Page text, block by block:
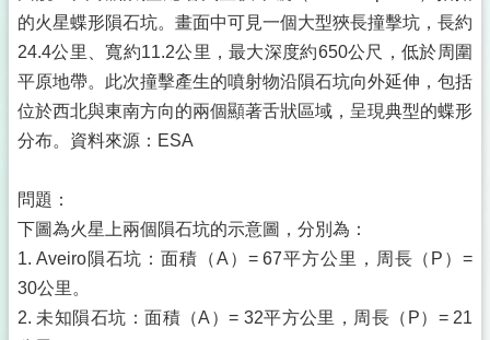
的火星蝶形隕石坑。畫面中可見一個大型狹長撞擊坑，長約
24.4公里、寬約11.2公里，最大深度約650公尺，低於周圍
平原地帶。此次撞擊產生的噴射物沿隕石坑向外延伸，包括
位於西北與東南方向的兩個顯著舌狀區域，呈現典型的蝶形
分布。資料來源：ESA
問題：
下圖為火星上兩個隕石坑的示意圖，分別為：
1. Aveiro隕石坑：面積（A）= 67平方公里，周長（P）=
30公里。
2. 未知隕石坑：面積（A）= 32平方公里，周長（P）= 21